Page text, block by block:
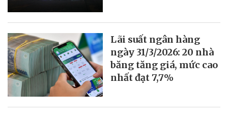
Lãi suất ngân hàng
ngày 31/3/2026: 20 nhà
băng tăng giá, mức cao
nhất đạt 7,7%